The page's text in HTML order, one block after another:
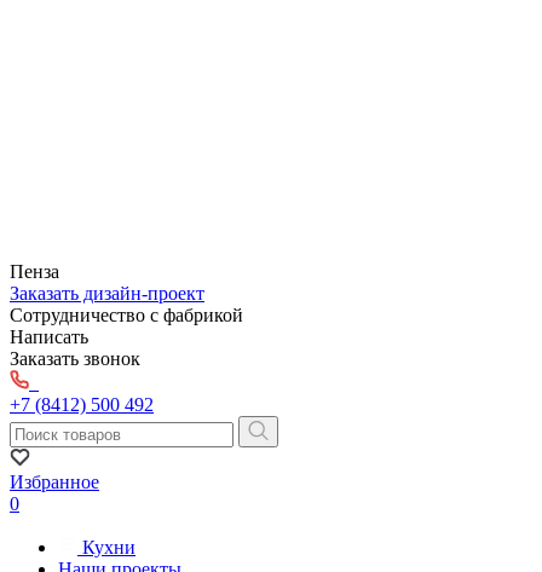
Пенза
Заказать дизайн-проект
Сотрудничество с фабрикой
Написать
Заказать звонок
+7 (8412) 500 492
Избранное
0
Кухни